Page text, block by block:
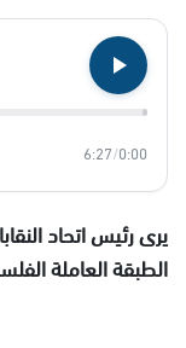
0:00
/
6:27
يرى رئيس اتحاد
الطبقة العاملة